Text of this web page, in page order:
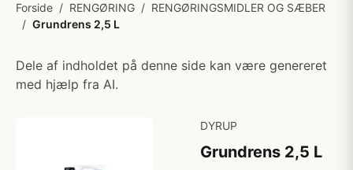
Forside / RENGØRING / RENGØRINGSMIDLER OG SÆBER
/ Grundrens 2,5 L
Dele af indholdet på denne side kan være genereret
med hjælp fra AI.
DYRUP
Grundrens 2,5 L